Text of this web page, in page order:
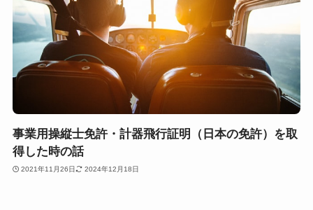
事業用操縦士免許・計器飛行証明（日本の免許）を取
得した時の話
2021年11月26日 2024年12月18日